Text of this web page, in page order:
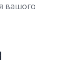
вашого